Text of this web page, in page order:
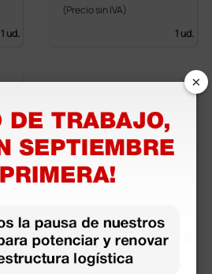
1 ud.
(Precio sin IVA)
1 ud.
Lámpara halógena H
eine XHL® Xenon 10
6 - 2,5V
×